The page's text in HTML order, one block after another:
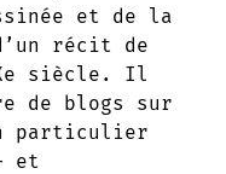
et de la
récit de
siècle. Il
de blogs sur
particulier
et